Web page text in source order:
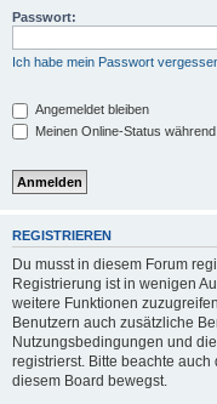
Passwort:
Ich habe mein Passwort
Angemeldet bleiben
Meinen Online-Status
REGISTRIEREN
Du musst in diesem Forum
Registrierung ist in wenigen
weitere Funktionen
Benutzern auch zusätzliche
Nutzungsbedingungen und
registrierst. Bitte beachte
diesem Board bewegst.